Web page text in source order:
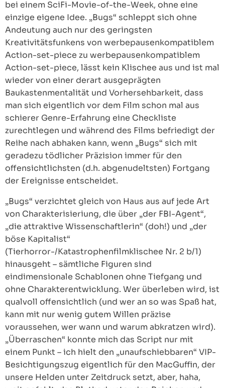
bei einem SciFi-Movie-of-the-Week, ohne eine
einzige eigene Idee. „Bugs“ schleppt sich ohne
Andeutung auch nur des geringsten
Kreativitätsfunkens von werbepausenkompatiblem
Action-set-piece zu werbepausenkompatiblem
Action-set-piece, lässt kein Klischee aus und ist mal
wieder von einer derart ausgeprägten
Baukastenmentalität und Vorhersehbarkeit, dass
man sich eigentlich vor dem Film schon mal aus
schierer Genre-Erfahrung eine Checkliste
zurechtlegen und während des Films befriedigt der
Reihe nach abhaken kann, wenn „Bugs“ sich mit
geradezu tödlicher Präzision immer für den
offensichtlichsten (d.h. abgenudeltsten) Fortgang
der Ereignisse entscheidet.
„Bugs“ verzichtet gleich von Haus aus auf jede Art
von Charakterisieriung, die über „der FBI-Agent“,
„die attraktive Wissenschaftlerin“ (doh!) und „der
böse Kapitalist“
(Tierhorror-/Katastrophenfilmklischee Nr. 2 b/1)
hinausgeht – sämtliche Figuren sind
eindimensionale Schablonen ohne Tiefgang und
ohne Charakterentwicklung. Wer überleben wird, ist
qualvoll offensichtlich (und wer an so was Spaß hat,
kann mit nur wenig gutem Willen präzise
voraussehen, wer wann und warum abkratzen wird).
„Überraschen“ konnte mich das Script nur mit
einem Punkt – ich hielt den „unaufschiebbaren“ VIP-
Besichtigungszug eigentlich für den MacGuffin, der
unsere Helden unter Zeitdruck setzt, aber, haha,